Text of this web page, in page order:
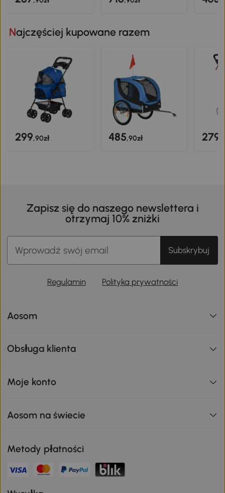
Najczęściej kupowane razem
299,90zł 485,90zł 279
Zapisz się do naszego newslettera i
otrzymaj 10% zniżki
Subskrybuj
Regulamin Polityka prywatności
Aosom
Obsługa klienta
Moje konto
Aosom na świecie
Metody płatności